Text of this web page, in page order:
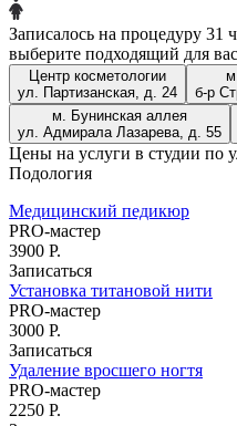
+7 (965) 404-75-45
Записаться
Лазерная эпиляция
4800 р. все тело
Телеграм-бот
Записалось на процедуру 31
выберите подходящий для
Центр косметологии
ул. Партизанская, д. 24
б-р
м. Бунинская аллея
ул. Адмирала Лазарева, д. 55
Цены на услуги в студии по
Подология
Медицинский педикюр
PRO-мастер
3900 Р.
Записаться
Установка титановой нити
PRO-мастер
3000 Р.
Записаться
Удаление вросшего ногтя
PRO-мастер
2250 Р.